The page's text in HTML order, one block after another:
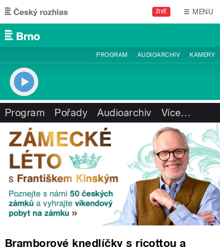
Přejít k hlavnímu obsahu
ŽIVĚ MENU
PROGRAM AUDIOARCHIV KAMERY
Program Pořady Audioarchiv Více…
Bramborové knedlíčky s ricottou a